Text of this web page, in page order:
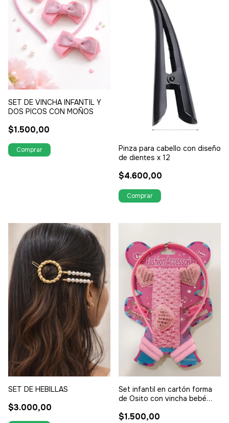
SET DE VINCHA INFANTIL Y
DOS PICOS CON MOÑOS
$1.500,00
Pinza para cabello con diseño
de dientes x 12
$4.600,00
SET DE HEBILLAS
$3.000,00
Set infantil en cartón forma
de Osito con vincha bebé
colera con aplique 4 colitas
$1.500,00